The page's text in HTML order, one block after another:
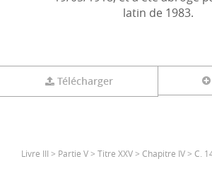
latin de 1983.
Télécharger
Livre III > Partie V > Titre XXV > Chapitre IV > C.